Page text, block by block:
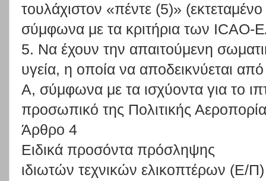
τουλάχιστον «πέντε (5)»
σύμφωνα με τα κριτήρια των ICAO-
5. Να έχουν την απαιτούμενη
υγεία, η οποία να αποδεικνύεται
Α, σύμφωνα με τα ισχύοντα για το
προσωπικό της Πολιτικής
Άρθρο 4
Ειδικά προσόντα πρόσληψης
ιδιωτών τεχνικών ελικοπτέρων (Ε/Π)